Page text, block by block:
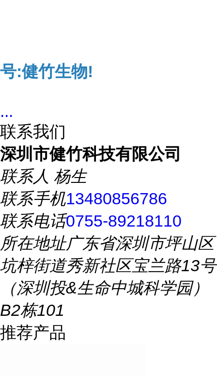
号:健竹生物!
...
联系我们
深圳市健竹科技有限公司
联系人 杨生
联系手机13480856786
联系电话0755-89218110
所在地址广东省深圳市坪山区
坑梓街道秀新社区宝兰路13号
（深圳投&生命中城科学园）
B2栋101
推荐产品